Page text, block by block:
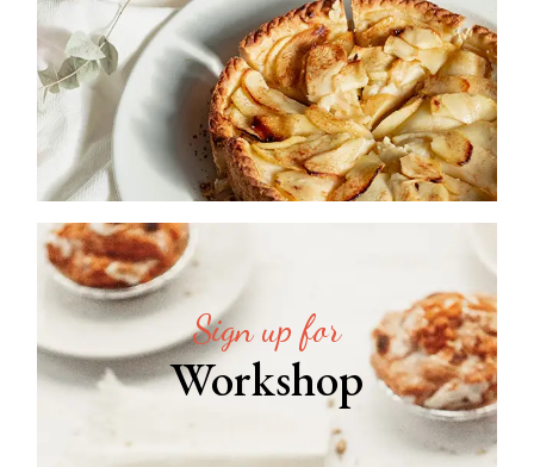
Sign up for
Workshop